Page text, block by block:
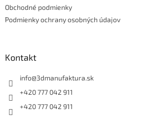
Obchodné podmienky
Podmienky ochrany osobných údajov
Kontakt
info@3dmanufaktura.sk
+420 777 042 911
+420 777 042 911